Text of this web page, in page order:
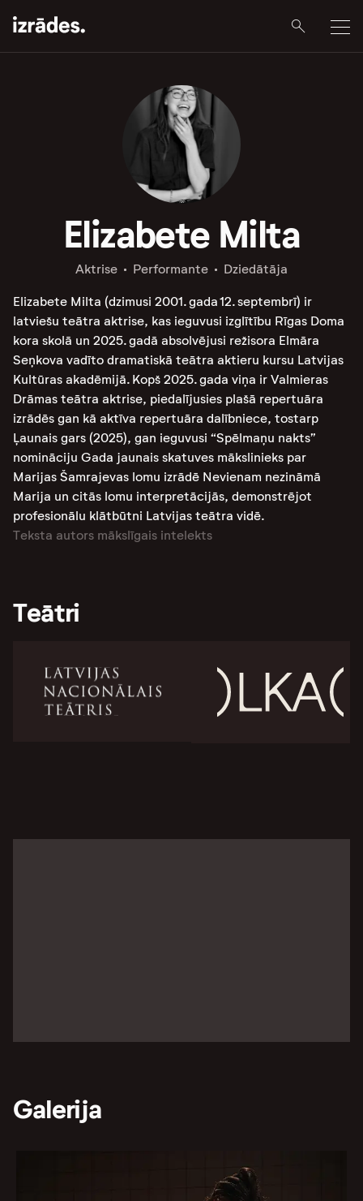
Elizabete Milta
Aktrise Performante Dziedātāja
Elizabete Milta (dzimusi 2001. gada 12. septembrī) ir
latviešu teātra aktrise, kas ieguvusi izglītību Rīgas Doma
kora skolā un 2025. gadā absolvējusi režisora Elmāra
Seņkova vadīto dramatiskā teātra aktieru kursu Latvijas
Kultūras akadēmijā. Kopš 2025. gada viņa ir Valmieras
Drāmas teātra aktrise, piedalījusies plašā repertuāra
izrādēs gan kā aktīva repertuāra dalībniece, tostarp
Ļaunais gars (2025), gan ieguvusi “Spēlmaņu nakts”
nomināciju Gada jaunais skatuves mākslinieks par
Marijas Šamrajevas lomu izrādē Nevienam nezināmā
Marija un citās lomu interpretācijās, demonstrējot
profesionālu klātbūtni Latvijas teātra vidē.
Teksta autors mākslīgais intelekts
Teātri
Galerija